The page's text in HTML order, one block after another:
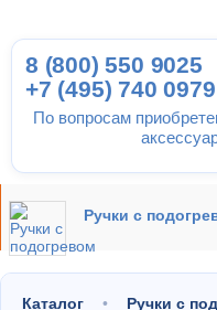
По вопросам
8 (800) 550 9025
+7 (495) 740 0979
Ручки с
Каталог Ручки с